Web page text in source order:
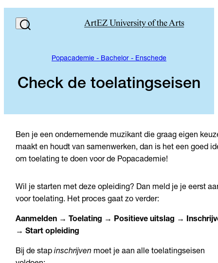
Popacademie - Bachelor - Enschede
Check de toelatingseisen
Ben je een ondernemende muzikant die graag eigen
maakt en houdt van samenwerken, dan is het een goed
om toelating te doen voor de Popacademie!
Wil je starten met deze opleiding? Dan meld je je eerst
voor toelating. Het proces gaat zo verder:
Aanmelden → Toelating → Positieve uitslag →
→ Start opleiding
Bij de stap inschrijven moet je aan alle toelatingseisen